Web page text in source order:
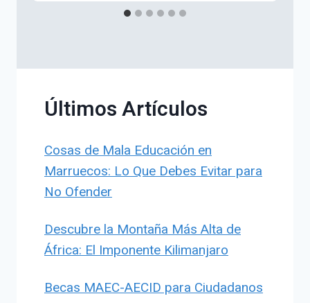
Últimos Artículos
Cosas de Mala Educación en
Marruecos: Lo Que Debes Evitar para
No Ofender
Descubre la Montaña Más Alta de
África: El Imponente Kilimanjaro
Becas MAEC-AECID para Ciudadanos